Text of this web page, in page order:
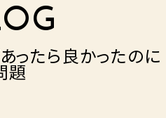
ったら良かったのに
題